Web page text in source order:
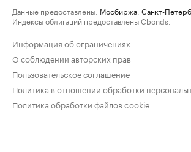
Данные предоставлены: Мосбиржа Санкт-
Индексы облигаций предоставлены Cbonds.
Информация об ограничениях
О соблюдении авторских прав
Пользовательское соглашение
Политика в отношении обработки
Политика обработки файлов cookie